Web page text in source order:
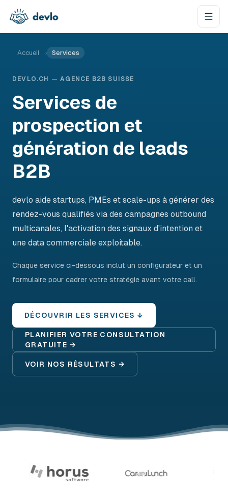
Accueil › Services
DEVLO.CH — AGENCE B2B SUISSE
Services de
prospection et
génération de leads
B2B
devlo aide startups, PMEs et scale-ups à générer des
rendez-vous qualifiés via des campagnes outbound
multicanales, l'activation des signaux d'intention et
une data commerciale exploitable.
Chaque service ci-dessous inclut un configurateur et un
formulaire pour cadrer votre stratégie avant votre call.
DÉCOUVRIR LES SERVICES ↓
PLANIFIER VOTRE CONSULTATION
GRATUITE →
VOIR NOS RÉSULTATS →